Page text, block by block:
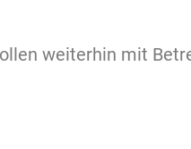
weiterhin mit